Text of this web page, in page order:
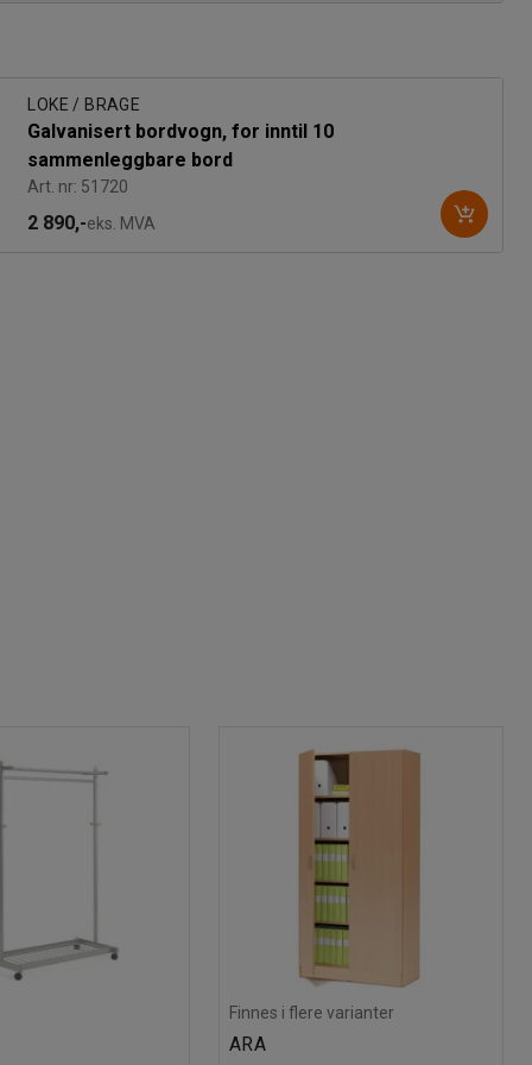
LOKE / BRAGE
Galvanisert bordvogn, for inntil 10
sammenleggbare bord
Art. nr: 51720
2 890,-eks. MVA
Finnes i flere varianter
ARA